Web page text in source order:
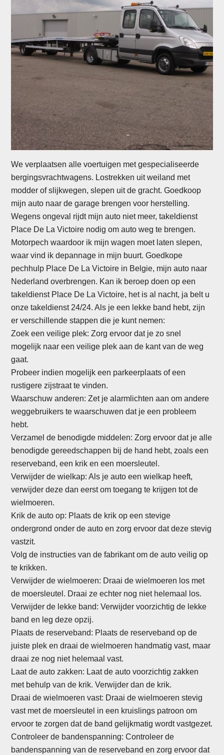
We verplaatsen alle voertuigen met gespecialiseerde
bergingsvrachtwagens. Lostrekken uit weiland met
modder of slijkwegen, slepen uit de gracht. Goedkoop
mijn auto naar de garage brengen voor herstelling.
Wegens ongeval rijdt mijn auto niet meer, takeldienst
Place De La Victoire nodig om auto weg te brengen.
Motorpech waardoor ik mijn wagen moet laten slepen,
waar vind ik depannage in mijn buurt. Goedkope
pechhulp Place De La Victoire in Belgie, mijn auto naar
Nederland overbrengen. Kan ik beroep doen op een
takeldienst Place De La Victoire, het is al nacht, ja belt u
onze takeldienst 24/24. Als je een lekke band hebt, zijn
er verschillende stappen die je kunt nemen:
Zoek een veilige plek: Zorg ervoor dat je zo snel
mogelijk naar een veilige plek aan de kant van de weg
gaat.
Probeer indien mogelijk een parkeerplaats of een
rustigere zijstraat te vinden.
Waarschuw anderen: Zet je alarmlichten aan om andere
weggebruikers te waarschuwen dat je een probleem
hebt.
Verzamel de benodigde middelen: Zorg ervoor dat je alle
benodigde gereedschappen bij de hand hebt, zoals een
reserveband, een krik en een moersleutel.
Verwijder de wielkap: Als je auto een wielkap heeft,
verwijder deze dan eerst om toegang te krijgen tot de
wielmoeren.
Krik de auto op: Plaats de krik op een stevige
ondergrond onder de auto en zorg ervoor dat deze stevig
vastzit.
Volg de instructies van de fabrikant om de auto veilig op
te krikken.
Verwijder de wielmoeren: Draai de wielmoeren los met
de moersleutel. Draai ze echter nog niet helemaal los.
Verwijder de lekke band: Verwijder voorzichtig de lekke
band en leg deze opzij.
Plaats de reserveband: Plaats de reserveband op de
juiste plek en draai de wielmoeren handmatig vast, maar
draai ze nog niet helemaal vast.
Laat de auto zakken: Laat de auto voorzichtig zakken
met behulp van de krik. Verwijder dan de krik.
Draai de wielmoeren vast: Draai de wielmoeren stevig
vast met de moersleutel in een kruislings patroon om
ervoor te zorgen dat de band gelijkmatig wordt vastgezet.
Controleer de bandenspanning: Controleer de
bandenspanning van de reserveband en zorg ervoor dat